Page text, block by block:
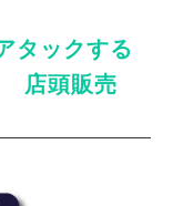
タックする
店頭販売